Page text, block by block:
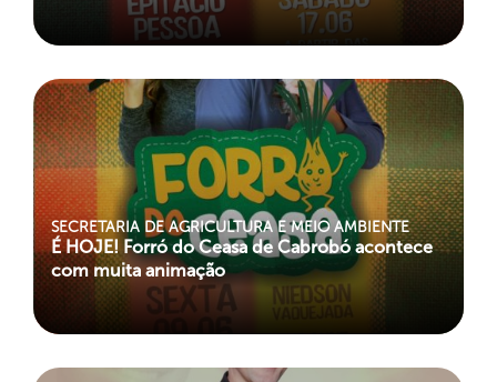
SECRETARIA DE AGRICULTURA E MEIO AMBIENTE
É HOJE! Forró do Ceasa de Cabrobó acontece
com muita animação